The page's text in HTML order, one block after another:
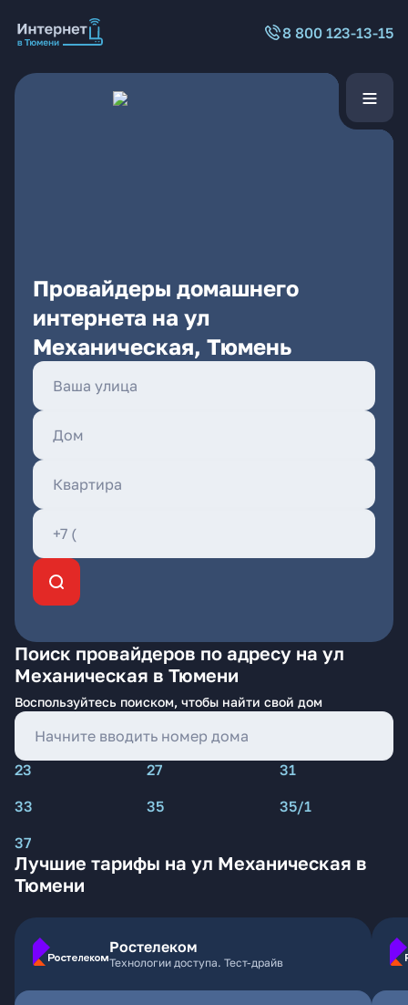
8 800 123-13-15
Провайдеры домашнего
интернета на ул
Механическая, Тюмень
Поиск провайдеров по адресу на ул
Механическая в Тюмени
Воспользуйтесь поиском, чтобы найти свой дом
23 27
31
33
35
35/1
37
Лучшие тарифы на ул Механическая в
Тюмени
Ростелеком
Технологии доступа. Тест-драйв